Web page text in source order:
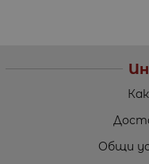
Общи